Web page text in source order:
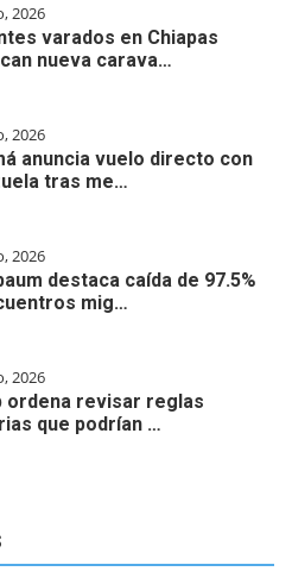
2026
varados en Chiapas
nueva carava…
2026
anuncia vuelo directo con
tras me…
2026
destaca caída de 97.5%
mig…
2026
ordena revisar reglas
que podrían …